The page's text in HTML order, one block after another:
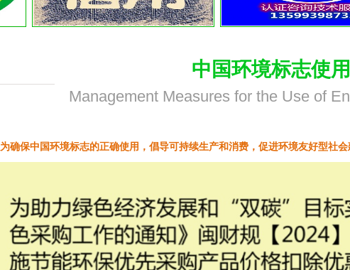
中国环境标志使
Management Measures for the Use of
为确保中国环境标志的正确使用，倡导可持续生产和消费，促进环境友好型社